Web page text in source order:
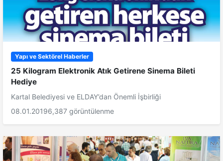
Yapı ve Sektörel Haberler
25 Kilogram Elektronik Atık Getirene Sinema Bileti
Hediye
Kartal Belediyesi ve ELDAY’dan Önemli İşbirliği
08.01.20196,387 görüntülenme